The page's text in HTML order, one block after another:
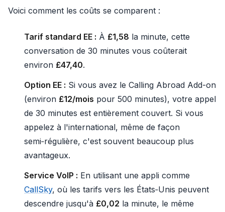
Voici comment les coûts se comparent :
Tarif standard EE : À £1,58 la minute, cette
conversation de 30 minutes vous coûterait
environ £47,40.
Option EE : Si vous avez le Calling Abroad Add-on
(environ £12/mois pour 500 minutes), votre appel
de 30 minutes est entièrement couvert. Si vous
appelez à l'international, même de façon
semi‑régulière, c'est souvent beaucoup plus
avantageux.
Service VoIP : En utilisant une appli comme
CallSky, où les tarifs vers les États‑Unis peuvent
descendre jusqu'à £0,02 la minute, le même